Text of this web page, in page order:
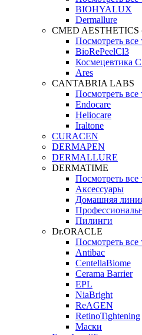
BIOHYALUX
Dermallure
CMED AESTHETICS
Посмотреть все
BioRePeelCl3
Космецевтика
Ares
CANTABRIA LABS
Посмотреть все
Endocare
Heliocare
Iraltone
CURACEN
DERMAPEN
DERMALLURE
DERMATIME
Посмотреть все
Аксессуары
Домашняя
Пилинги
Dr.ORACLE
Посмотреть все
Antibac
CentellaBiome
Cerama Barrier
EPL
NiaBright
ReAGEN
RetinoTightening
Маски